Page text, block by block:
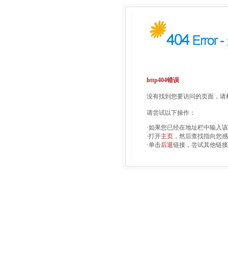
http404错误
没有找到您要访问的页面，
请尝试以下操作：
·如果您已经在地址栏中输入
·打开主页 ，然后查找指向您
·单击后退链接，尝试其他链